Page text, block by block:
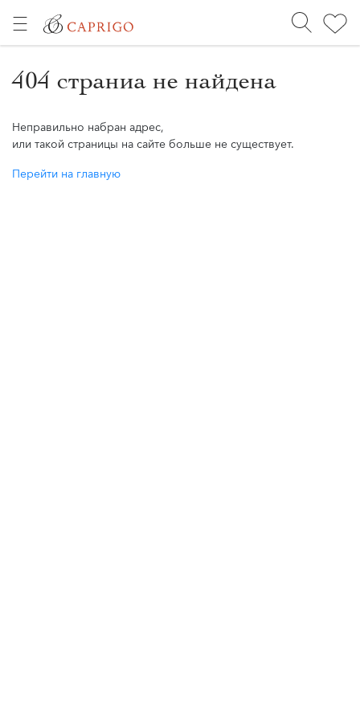
404 страниа не найдена
Неправильно набран адрес,
или такой страницы на сайте больше не существует.
Перейти на главную